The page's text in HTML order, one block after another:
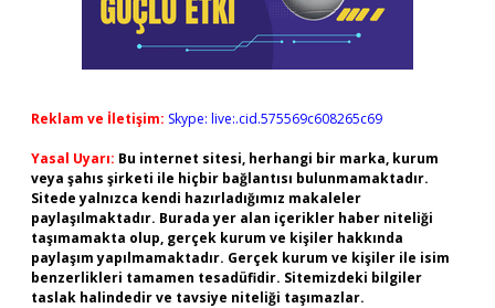
Reklam ve İletişim: Skype: live:.cid.575569c608265c69
Yasal Uyarı: Bu internet sitesi, herhangi bir marka, kurum
veya şahıs şirketi ile hiçbir bağlantısı bulunmamaktadır.
Sitede yalnızca kendi hazırladığımız makaleler
paylaşılmaktadır. Burada yer alan içerikler haber niteliği
taşımamakta olup, gerçek kurum ve kişiler hakkında
paylaşım yapılmamaktadır. Gerçek kurum ve kişiler ile isim
benzerlikleri tamamen tesadüfidir. Sitemizdeki bilgiler
taslak halindedir ve tavsiye niteliği taşımazlar.